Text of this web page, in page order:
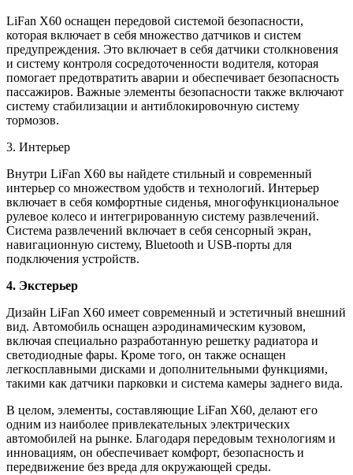
LiFan X60 оснащен передовой системой безопасности,
которая включает в себя множество датчиков и систем
предупреждения. Это включает в себя датчики столкновения
и систему контроля сосредоточенности водителя, которая
помогает предотвратить аварии и обеспечивает безопасность
пассажиров. Важные элементы безопасности также включают
систему стабилизации и антиблокировочную систему
тормозов.
3. Интерьер
Внутри LiFan X60 вы найдете стильный и современный
интерьер со множеством удобств и технологий. Интерьер
включает в себя комфортные сиденья, многофункциональное
рулевое колесо и интегрированную систему развлечений.
Система развлечений включает в себя сенсорный экран,
навигационную систему, Bluetooth и USB-порты для
подключения устройств.
4. Экстерьер
Дизайн LiFan X60 имеет современный и эстетичный внешний
вид. Автомобиль оснащен аэродинамическим кузовом,
включая специально разработанную решетку радиатора и
светодиодные фары. Кроме того, он также оснащен
легкосплавными дисками и дополнительными функциями,
такими как датчики парковки и система камеры заднего вида.
В целом, элементы, составляющие LiFan X60, делают его
одним из наиболее привлекательных электрических
автомобилей на рынке. Благодаря передовым технологиям и
инновациям, он обеспечивает комфорт, безопасность и
передвижение без вреда для окружающей среды.